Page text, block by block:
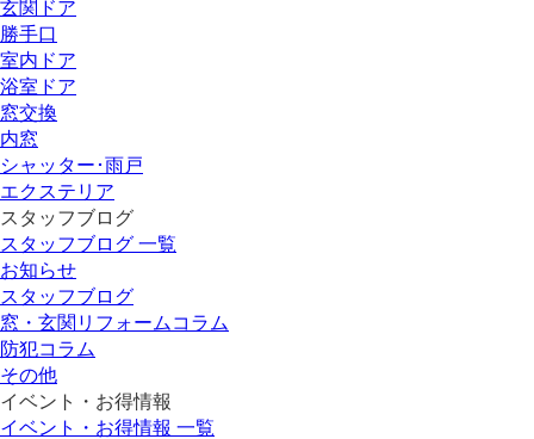
玄関ドア
勝手口
室内ドア
浴室ドア
窓交換
内窓
シャッター･雨戸
エクステリア
スタッフブログ
スタッフブログ 一覧
お知らせ
スタッフブログ
窓・玄関リフォームコラム
防犯コラム
その他
イベント・お得情報
イベント・お得情報 一覧